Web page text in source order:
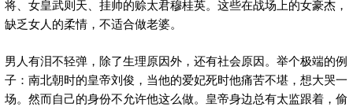
将、女皇武则天、挂帅的赊太君穆桂英。这些在战场上的女豪杰，
缺乏女人的柔情，不适合做老婆。
男人有泪不轻弹，除了生理原因外，还有社会原因。举个极端的例
子：南北朝时的皇帝刘俊，当他的爱妃死时他痛苦不堪，想大哭一
场。然而自己的身份不允许他这么做。皇帝身边总有太监跟着，偷